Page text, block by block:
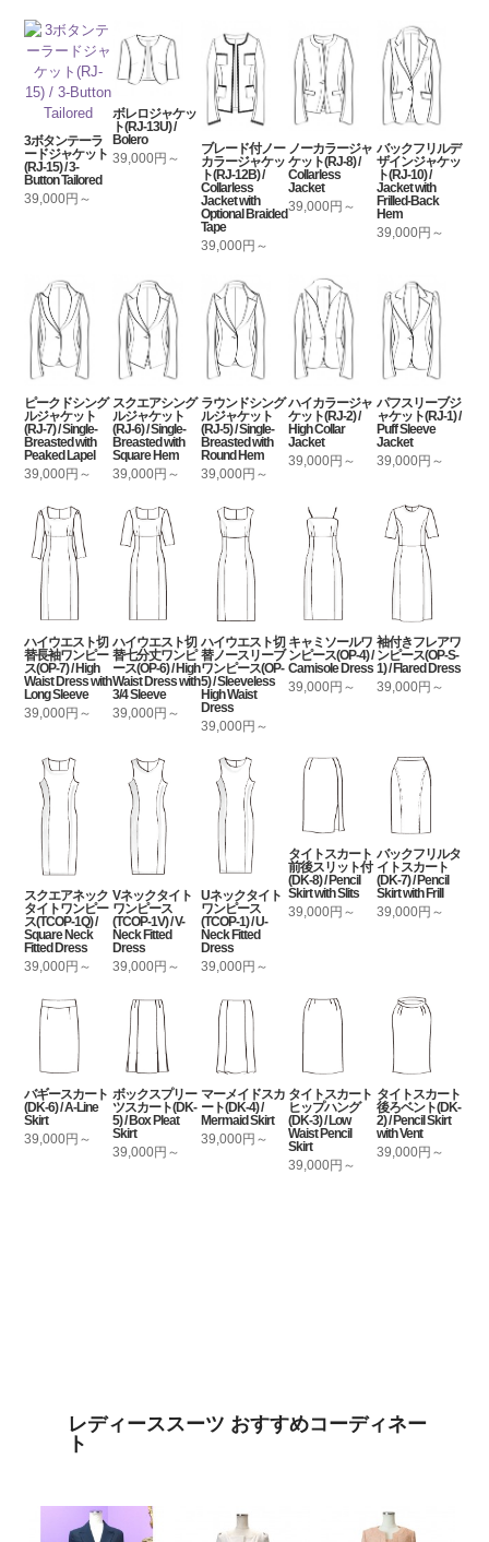
3ボタンテーラ
ードジャケット
(RJ-15) / 3-
Button Tailored
39,000円～
ボレロジャケッ
ト(RJ-13U) /
Bolero
39,000円～
ブレード付ノー
カラージャケッ
ト(RJ-12B) /
Collarless
Jacket with
Optional Braided
Tape
39,000円～
ノーカラージャ
ケット(RJ-8) /
Collarless
Jacket
39,000円～
バックフリルデ
ザインジャケッ
ト(RJ-10) /
Jacket with
Frilled-Back
Hem
39,000円～
ピークドシング
ルジャケット
(RJ-7) / Single-
Breasted with
Peaked Lapel
39,000円～
スクエアシング
ルジャケット
(RJ-6) / Single-
Breasted with
Square Hem
39,000円～
ラウンドシング
ルジャケット
(RJ-5) / Single-
Breasted with
Round Hem
39,000円～
ハイカラージャ
ケット(RJ-2) /
High Collar
Jacket
39,000円～
パフスリーブジ
ャケット(RJ-1) /
Puff Sleeve
Jacket
39,000円～
ハイウエスト切
替長袖ワンピー
ス(OP-7) / High
Waist Dress with
Long Sleeve
39,000円～
ハイウエスト切
替七分丈ワンピ
ース(OP-6) / High
Waist Dress with
3/4 Sleeve
39,000円～
ハイウエスト切
替ノースリーブ
ワンピース(OP-
5) / Sleeveless
High Waist
Dress
39,000円～
キャミソールワ
ンピース(OP-4) /
Camisole Dress
39,000円～
袖付きフレアワ
ンピース(OP-S-
1) / Flared Dress
39,000円～
スクエアネック
タイトワンピー
ス(TCOP-1Q) /
Square Neck
Fitted Dress
39,000円～
Vネックタイト
ワンピース
(TCOP-1V) / V-
Neck Fitted
Dress
39,000円～
Uネックタイト
ワンピース
(TCOP-1) / U-
Neck Fitted
Dress
39,000円～
タイトスカート
前後スリット付
(DK-8) / Pencil
Skirt with Slits
39,000円～
バックフリルタ
イトスカート
(DK-7) / Pencil
Skirt with Frill
39,000円～
バギースカート
(DK-6) / A-Line
Skirt
39,000円～
ボックスプリー
ツスカート(DK-
5) / Box Pleat
Skirt
39,000円～
マーメイドスカ
ート(DK-4) /
Mermaid Skirt
39,000円～
タイトスカート
ヒップハング
(DK-3) / Low
Waist Pencil
Skirt
39,000円～
タイトスカート
後ろベント(DK-
2) / Pencil Skirt
with Vent
39,000円～
レディーススーツ おすすめコーディネー
ト